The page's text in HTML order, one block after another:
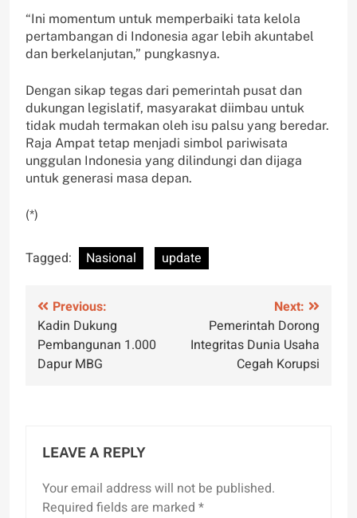
“Ini momentum untuk memperbaiki tata kelola
pertambangan di Indonesia agar lebih akuntabel
dan berkelanjutan,” pungkasnya.
Dengan sikap tegas dari pemerintah pusat dan
dukungan legislatif, masyarakat diimbau untuk
tidak mudah termakan oleh isu palsu yang beredar.
Raja Ampat tetap menjadi simbol pariwisata
unggulan Indonesia yang dilindungi dan dijaga
untuk generasi masa depan.
(*)
Tagged: Nasional update
Post
navigation
Previous:
Kadin Dukung
Pembangunan 1.000
Dapur MBG
Next:
Pemerintah Dorong
Integritas Dunia Usaha
Cegah Korupsi
LEAVE A REPLY
Your email address will not be published.
Required fields are marked *